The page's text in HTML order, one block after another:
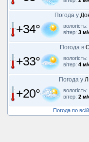
Погода у
+34° вологість:
вітер: 3 м/
Погода в
+33° вологість:
вітер: 4 м/
Погода у
+20° вологість:
вітер: 2 м/
Погода по всій